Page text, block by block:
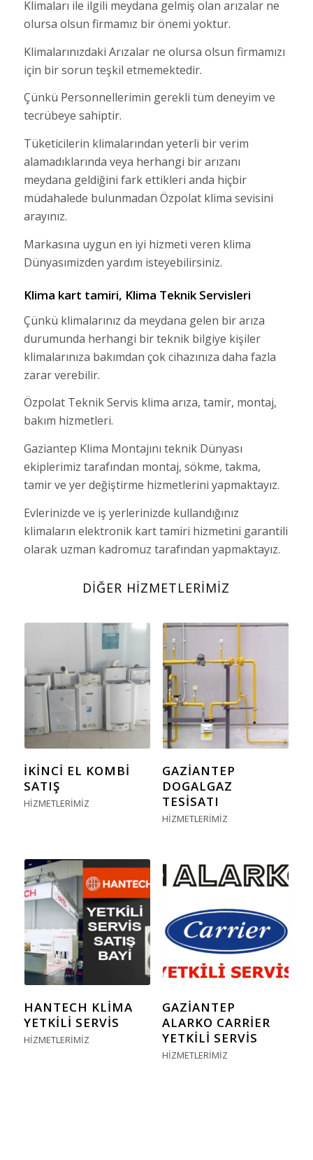
Klimaları ile ilgili meydana gelmiş olan arızalar ne
olursa olsun firmamız bir önemi yoktur.
Klimalarınızdaki Arızalar ne olursa olsun firmamızı
için bir sorun teşkil etmemektedir.
Çünkü Personnellerimin gerekli tüm deneyim ve
tecrübeye sahiptir.
Tüketicilerin klimalarından yeterli bir verim
alamadıklarında veya herhangi bir arızanı
meydana geldiğini fark ettikleri anda hiçbir
müdahalede bulunmadan Özpolat klima sevisini
arayınız.
Markasına uygun en iyi hizmeti veren klima
Dünyasımizden yardım isteyebilirsiniz.
Klima kart tamiri, Klima Teknik Servisleri
Çünkü klimalarınız da meydana gelen bir arıza
durumunda herhangi bir teknik bilgiye kişiler
klimalarınıza bakımdan çok cihazınıza daha fazla
zarar verebilir.
Özpolat Teknik Servis klima arıza, tamir, montaj,
bakım hizmetleri.
Gaziantep Klima Montajını teknik Dünyası
ekiplerimiz tarafından montaj, sökme, takma,
tamir ve yer değiştirme hizmetlerini yapmaktayız.
Evlerinizde ve iş yerlerinizde kullandığınız
klimaların elektronik kart tamiri hizmetini garantili
olarak uzman kadromuz tarafından yapmaktayız.
DIĞER HIZMETLERIMIZ
İKINCI EL KOMBI
SATIŞ
HIZMETLERIMIZ
GAZIANTEP
DOGALGAZ
TESISATI
HIZMETLERIMIZ
HANTECH KLIMA
YETKILI SERVIS
HIZMETLERIMIZ
GAZIANTEP
ALARKO CARRIER
YETKILI SERVIS
HIZMETLERIMIZ